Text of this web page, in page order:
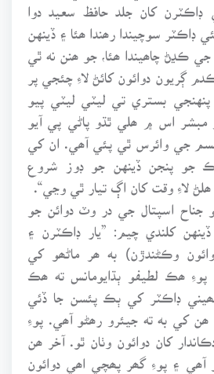
ڊاڪٽرن کان جلد حافظ سعيد دوا
ڊاڪٽر سوچيندا رھندا ھئا ۽ ڏينهن
جي ڪڍڻ چاھيندا ھئا، جو ھنن نه ٿي
ڳريون دوائون کائڻ لاءِ چئجي پر
بستري تي ليٽي ليٽي پيو
مبشر اس ۾ ھلي ٿڌو پاڻي پي آيو
جي وائرس ٿي پئي آھي. ان کي
جو پنجن ڏينهن جو ڊوز شروع
لاءِ وقت کان اڳ تيار ٿي وڃي“.
جناح اسپتال جي در وٽ دوائن جو
کلندي چيم: ”يار ڊاڪٽرن ۽
وڪڻندڙن) به ھر ماڻھو کي
پوءِ ھڪ لطيفو ٻڌايومانس ته ھڪ
ڊاڪٽر کي ٻڪ پئسن جا ڏئي
ھن کي به ته جيئرو رھڻو آھي. پوءِ
کان دوائون وٺان ٿو. آخر ھن
آھي ۽ پوءِ گھر پھچي اھي دوائون